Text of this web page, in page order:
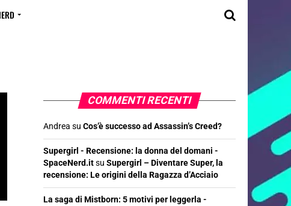
COMMENTI RECENTI
Andrea su Cos’è successo ad Assassin’s Creed?
Supergirl - Recensione: la donna del domani -
SpaceNerd.itsu Supergirl – Diventare Super, la
recensione: Le origini della Ragazza d’Acciaio
La saga di Mistborn: 5 motivi per leggerla -